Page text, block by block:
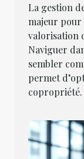
La gestion
majeur pour
valorisation
Naviguer
sembler
permet
copropriété.